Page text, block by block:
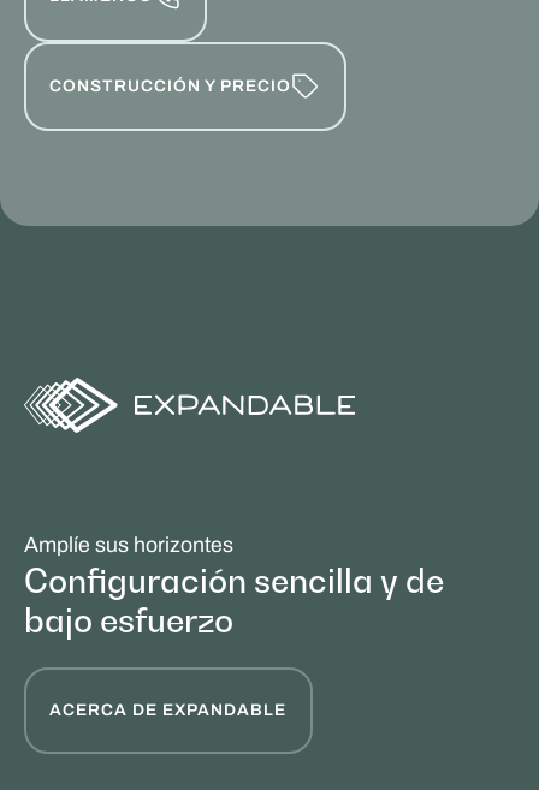
CONSTRUCCIÓN Y PRECIO
Amplíe sus horizontes
Configuración sencilla y de
bajo esfuerzo
ACERCA DE EXPANDABLE